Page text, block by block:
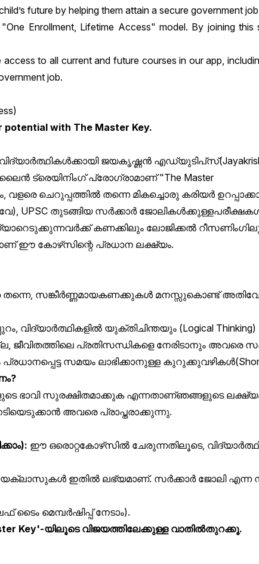
future by helping them attain a secure government
Enrollment, Lifetime Access" model. By joining
access to all current and future courses in our app,
job.
potential with The Master Key.
വിദ്യാർത്ഥികൾക്കായി ജയകൃഷ്ണൻ എഡ്യുടിപ്‌സ്
ട്രെയിനിംഗ് പ്രോഗ്രാമാണ്"The Master
, വളരെ ചെറുപ്പത്തിൽ തന്നെ മികച്ചൊരു കരിയർ
), UPSC തുടങ്ങിയ സർക്കാർ ജോലികൾക്കുള്ള
കണക്കിലും ലോജിക്കൽ
ഈ കോഴ്‌സിന്റെ പ്രധാന ലക്ഷ്യം.
തന്നെ, സങ്കീർണ്ണമായകണക്കുകൾ മനസ്സുകൊണ്ട്
, വിദ്യാർത്ഥികളിൽ യുക്തിചിന്തയും (Logical Thinking)
, ജീവിതത്തിലെ പ്രതിസന്ധികളെ നേരിടാനും അവരെ
പ്രധാനപ്പെട്ട സമയം ലാഭിക്കാനുള്ള കുറുക്കുവഴികൾ
?
ഭാവി സുരക്ഷിതമാക്കുക എന്നതാണ്ഞങ്ങളുടെ
അവരെ പ്രാപ്തരാക്കുന്നു.
): ഈ ഒരൊറ്റകോഴ്‌സിൽ ചേരുന്നതിലൂടെ,
ക്ലാസുകൾ ഇതിൽ ലഭ്യമാണ്. സർക്കാർ ജോലി എന്ന
ടൈം മെമ്പർഷിപ്പ് നേടാം).
Key'-യിലൂടെ വിജയത്തിലേക്കുള്ള വാതിൽതുറക്കൂ.